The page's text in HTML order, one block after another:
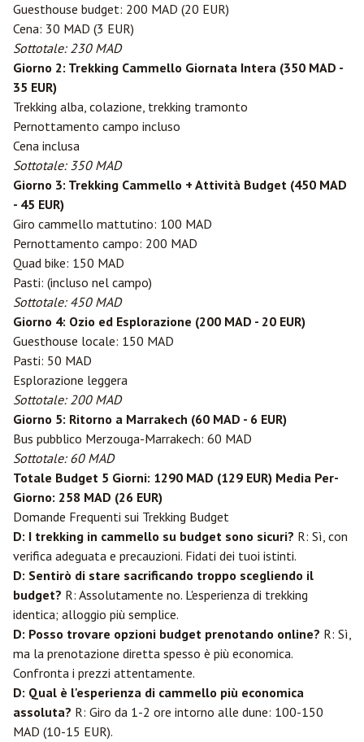
Guesthouse budget: 200 MAD (20 EUR)
Cena: 30 MAD (3 EUR)
Sottotale: 230 MAD
Giorno 2: Trekking Cammello Giornata Intera (350 MAD -
35 EUR)
Trekking alba, colazione, trekking tramonto
Pernottamento campo incluso
Cena inclusa
Sottotale: 350 MAD
Giorno 3: Trekking Cammello + Attività Budget (450 MAD
- 45 EUR)
Giro cammello mattutino: 100 MAD
Pernottamento campo: 200 MAD
Quad bike: 150 MAD
Pasti: (incluso nel campo)
Sottotale: 450 MAD
Giorno 4: Ozio ed Esplorazione (200 MAD - 20 EUR)
Guesthouse locale: 150 MAD
Pasti: 50 MAD
Esplorazione leggera
Sottotale: 200 MAD
Giorno 5: Ritorno a Marrakech (60 MAD - 6 EUR)
Bus pubblico Merzouga-Marrakech: 60 MAD
Sottotale: 60 MAD
Totale Budget 5 Giorni: 1290 MAD (129 EUR) Media Per-
Giorno: 258 MAD (26 EUR)
Domande Frequenti sui Trekking Budget
D: I trekking in cammello su budget sono sicuri? R: Sì, con
verifica adeguata e precauzioni. Fidati dei tuoi istinti.
D: Sentirò di stare sacrificando troppo scegliendo il
budget? R: Assolutamente no. L'esperienza di trekking
identica; alloggio più semplice.
D: Posso trovare opzioni budget prenotando online? R: Sì,
ma la prenotazione diretta spesso è più economica.
Confronta i prezzi attentamente.
D: Qual è l'esperienza di cammello più economica
assoluta? R: Giro da 1-2 ore intorno alle dune: 100-150
MAD (10-15 EUR).